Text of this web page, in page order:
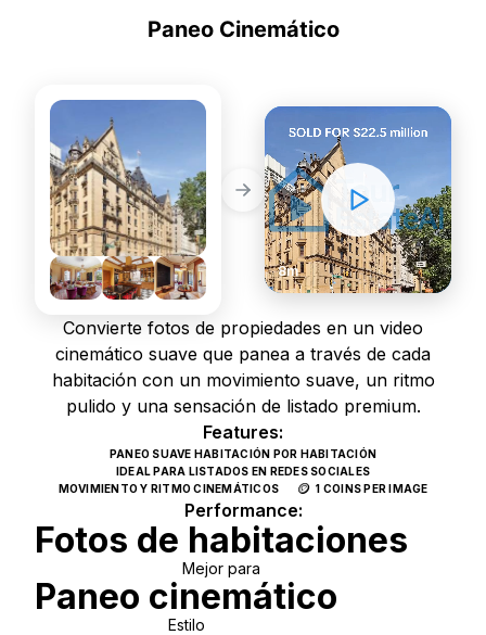
Paneo Cinemático
8m
Convierte fotos de propiedades en un video
cinemático suave que panea a través de cada
habitación con un movimiento suave, un ritmo
pulido y una sensación de listado premium.
Features:
PANEO SUAVE HABITACIÓN POR HABITACIÓN
IDEAL PARA LISTADOS EN REDES SOCIALES
MOVIMIENTO Y RITMO CINEMÁTICOS
🪙 1 COINS PER IMAGE
Performance:
Fotos de habitaciones
Mejor para
Paneo cinemático
Estilo